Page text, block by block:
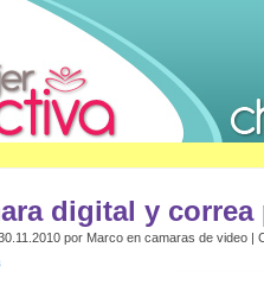
digital y
por Marcoen camaras de video|